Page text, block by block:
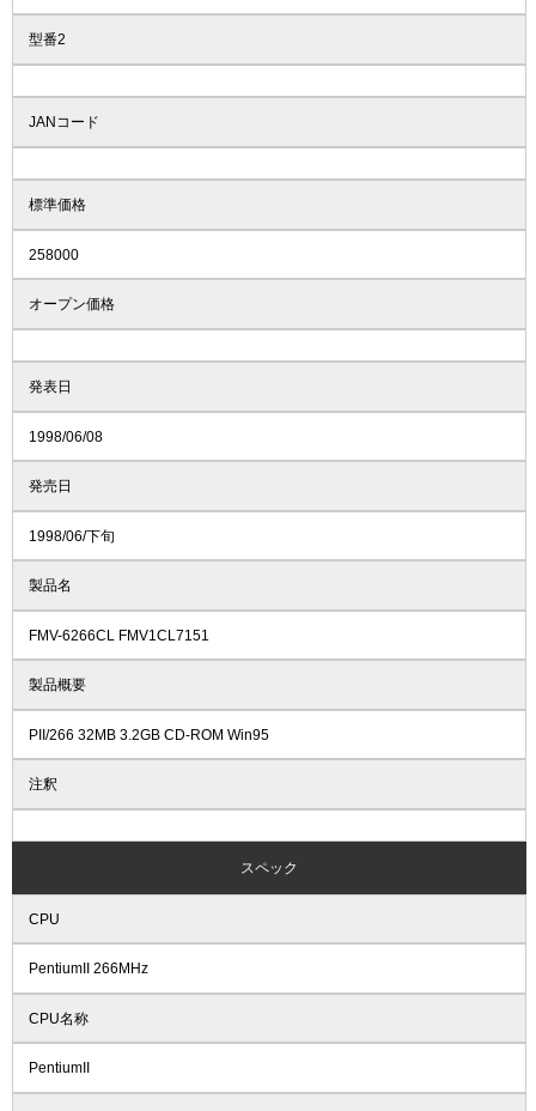
型番2
JANコード
標準価格
258000
オープン価格
発表日
1998/06/08
発売日
1998/06/下旬
製品名
FMV-6266CL FMV1CL7151
製品概要
PII/266 32MB 3.2GB CD-ROM Win95
注釈
スペック
CPU
PentiumII 266MHz
CPU名称
PentiumII